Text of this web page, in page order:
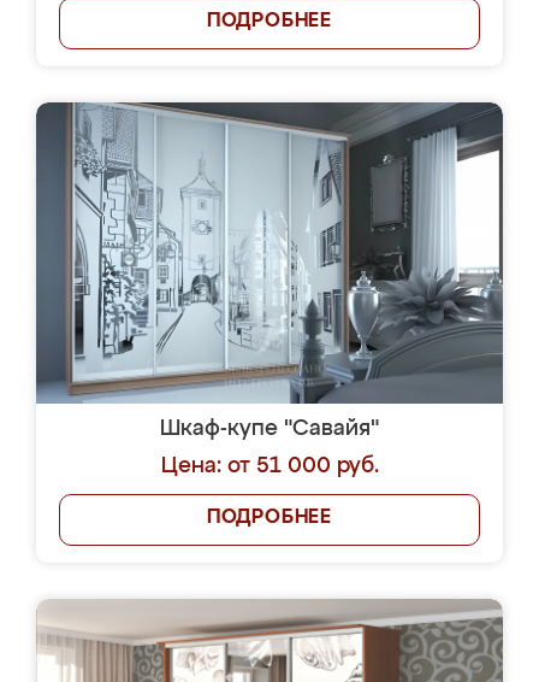
ПОДРОБНЕЕ
Шкаф-купе "Савайя"
Цена: от 51 000 руб.
ПОДРОБНЕЕ